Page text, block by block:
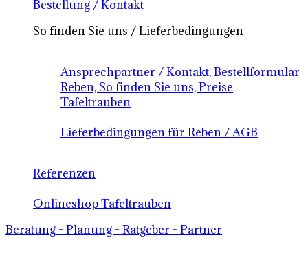
Bestellung / Kontakt
So finden Sie uns / Lieferbedingungen
Ansprechpartner / Kontakt, Bestellformular
Reben, So finden Sie uns, Preise
Tafeltrauben
Lieferbedingungen für Reben / AGB
Referenzen
Onlineshop Tafeltrauben
Beratung - Planung - Ratgeber - Partner